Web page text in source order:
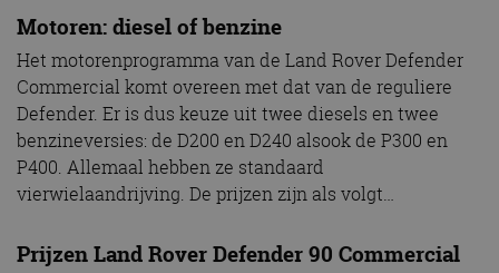
Motoren: diesel of benzine
Het motorenprogramma van de Land Rover Defender
Commercial komt overeen met dat van de reguliere
Defender. Er is dus keuze uit twee diesels en twee
benzineversies: de D200 en D240 alsook de P300 en
P400. Allemaal hebben ze standaard
vierwielaandrijving. De prijzen zijn als volgt…
Prijzen Land Rover Defender 90 Commercial